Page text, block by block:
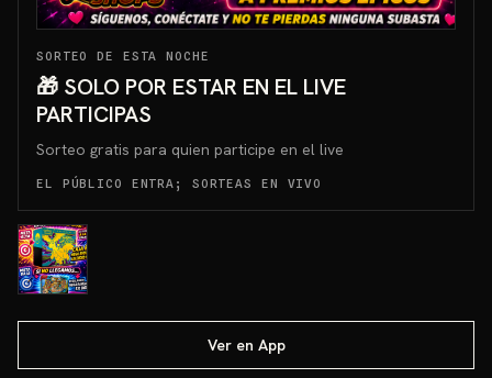
SORTEO DE ESTA NOCHE
🎁 SOLO POR ESTAR EN EL LIVE
PARTICIPAS
Sorteo gratis para quien participe en el live
EL PÚBLICO ENTRA; SORTEAS EN VIVO
Ver en App